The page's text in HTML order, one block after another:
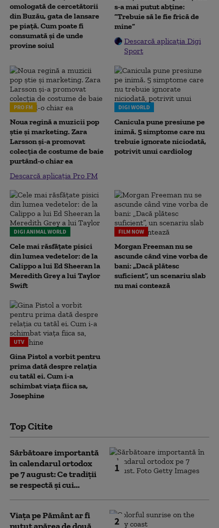
omologată de cercetătorii
din Buzău, gata de lansare
pe piață. Cum poate fi
consumată și de unde
provine soiul
s-a mai putut abține:
”Trebuie să le fie frică de
mine”
Descarcă aplicația Digi
Sport
PRO FM
Noua regină a muzicii pop
știe și marketing. Zara
Larsson și-a promovat
colecția de costume de baie
purtând-o chiar ea
Descarcă aplicația Pro FM
DIGI WORLD
Canicula pune presiune pe
inimă. 5 simptome care nu
trebuie ignorate niciodată,
potrivit unui cardiolog
DIGI ANIMAL WORLD
Cele mai răsfățate pisici
din lumea vedetelor: de la
Calippo a lui Ed Sheeran la
Meredith Grey a lui Taylor
Swift
FILM NOW
Morgan Freeman nu se
ascunde când vine vorba de
bani: „Dacă plătesc
suficient”, un scenariu slab
nu mai contează
UTV
Gina Pistol a vorbit pentru
prima dată despre relația
cu tatăl ei. Cum i-a
schimbat viața fiica sa,
Josephine
Top Citite
1
Sărbătoare importantă
în calendarul ortodox
pe 7 august: Ce tradiții
se respectă și cui...
2
Viața pe Pământ ar fi
putut apărea de două